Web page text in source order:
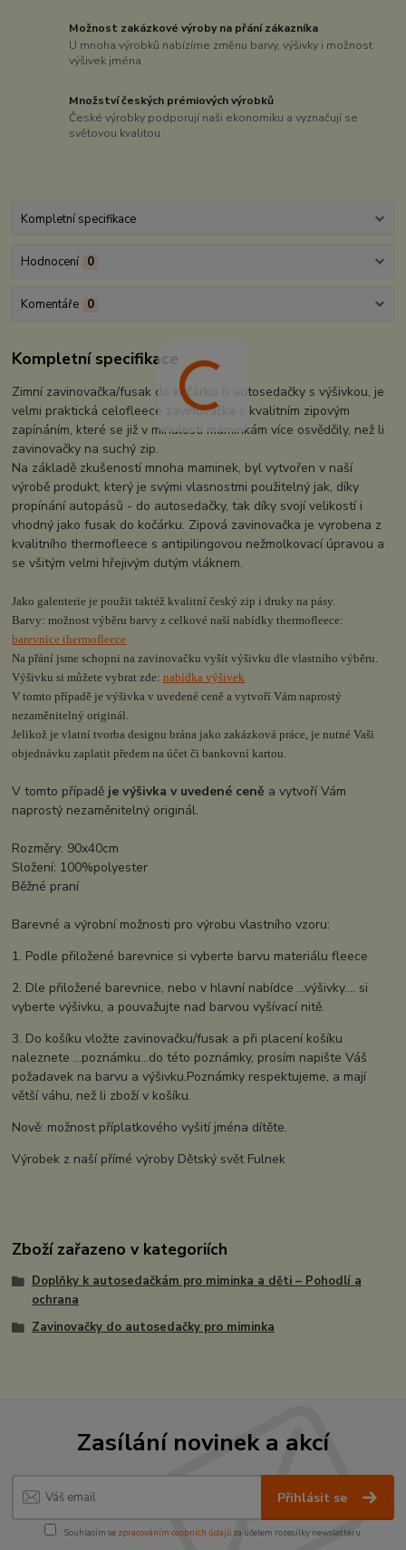
Možnost zakázkové výroby na přání zákazníka
U mnoha výrobků nabízíme změnu barvy, výšivky i možnost
výšivek jména
Množství českých prémiových výrobků
České výrobky podporují naši ekonomiku a vyznačují se
světovou kvalitou
Kompletní specifikace
Hodnocení 0
Komentáře 0
Kompletní specifikace
Zimní zavinovačka/fusak do kočárku či autosedačky s výšivkou, je
velmi praktická celofleece zavinovačka s kvalitním zipovým
zapínáním, které se již v minulosti maminkám více osvědčily, než li
zavinovačky na suchý zip.
Na základě zkušeností mnoha maminek, byl vytvořen v naší
výrobě produkt, který je svými vlasnostmi použitelný jak, díky
propínání autopásů - do autosedačky, tak díky svojí velikostí i
vhodný jako fusak do kočárku. Zipová zavinovačka je vyrobena z
kvalitního thermofleece s antipilingovou nežmolkovací úpravou a
se všitým velmi hřejivým dutým vláknem.
Jako galenterie je použit taktéž kvalitní český zip i druky na pásy.
Barvy: možnost výběru barvy z celkové naší nabídky thermofleece:
barevnice thermofleece
Na přání jsme schopni na zavinovačku vyšít výšivku dle vlastního výběru.
Výšivku si můžete vybrat zde:nabídka výšivek
V tomto případě je výšivka v uvedené ceně a vytvoří Vám naprostý
nezaměnitelný originál.
Jelikož je vlatní tvorba designu brána jako zakázková práce, je nutné Vaši
objednávku zaplatit předem na účet či bankovní kartou.
V tomto případě je výšivka v uvedené ceně a vytvoří Vám
naprostý nezaměnitelný originál.
Rozměry: 90x40cm
Složení: 100%polyester
Běžné praní
Barevné a výrobní možnosti pro výrobu vlastního vzoru:
1. Podle přiložené barevnice si vyberte barvu materiálu fleece
2. Dle přiložené barevnice, nebo v hlavní nabídce ...výšivky.... si
vyberte výšivku, a pouvažujte nad barvou vyšívací nitě.
3. Do košíku vložte zavinovačku/fusak a při placení košíku
naleznete ...poznámku...do této poznámky, prosím napište Váš
požadavek na barvu a výšivku.Poznámky respektujeme, a mají
větší váhu, než li zboží v košíku.
Nově: možnost příplatkového vyšití jména dítěte.
Výrobek z naší přímé výroby Dětský svět Fulnek
Zboží zařazeno v kategoriích
Doplňky k autosedačkám pro miminka a děti – Pohodlí a
ochrana
Zavinovačky do autosedačky pro miminka
Zasílání novinek a akcí
Přihlásit se
Souhlasím se zpracováním osobních údajůza účelem rozesílky newsletteru.